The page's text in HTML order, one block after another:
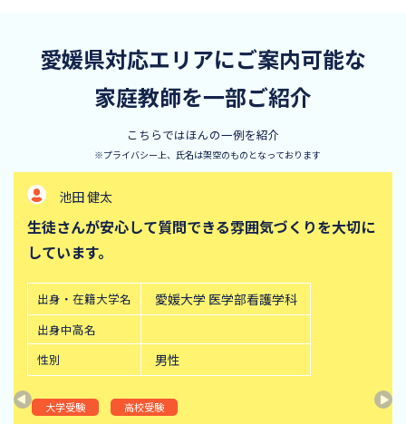
愛媛県対応エリアにご案内可能な
家庭教師を一部ご紹介
こちらではほんの一例を紹介
※プライバシー上、氏名は架空のものとなっております
池田 健太
生徒さんが安心して質問できる雰囲気づくりを大切に
しています。
出身・在籍大学名 愛媛大学 医学部看護学科
出身中高名
性別
男性
大学受験 高校受験